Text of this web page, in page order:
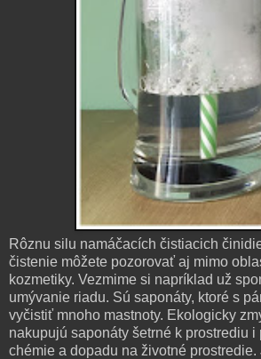
Rôznu silu namáčacích čistiacich
čistenie môžete pozorovať aj mimo
kozmetiky. Vezmime si napríklad už
umývanie riadu. Sú saponáty, ktoré s
vyčistiť mnoho mastnoty. Ekologicky
nakupujú saponáty šetrné k prostrediu i
chémie a dopadu na životné prostredie.